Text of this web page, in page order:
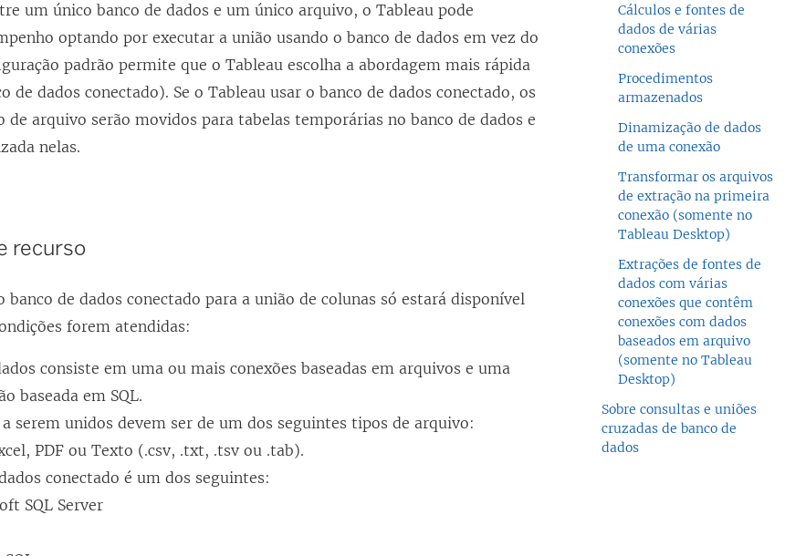
um único banco de dados e um único arquivo, o Tableau pode
optando por executar a união usando o banco de dados em vez do
padrão permite que o Tableau escolha a abordagem mais rápida
de dados conectado). Se o Tableau usar o banco de dados conectado, os
de arquivo serão movidos para tabelas temporárias no banco de dados e
nelas.
recurso
banco de dados conectado para a união de colunas só estará disponível
forem atendidas:
consiste em uma ou mais conexões baseadas em arquivos e uma
baseada em SQL.
serem unidos devem ser de um dos seguintes tipos de arquivo:
PDF ou Texto (.csv, .txt, .tsv ou .tab).
conectado é um dos seguintes:
SQL Server
Cálculos e fontes de
dados de várias
conexões
Procedimentos
armazenados
Dinamização de dados
de uma conexão
Transformar os arquivos
de extração na primeira
conexão (somente no
Tableau Desktop)
Extrações de fontes de
dados com várias
conexões que contêm
conexões com dados
baseados em arquivo
(somente no Tableau
Desktop)
Sobre consultas e uniões
cruzadas de banco de
dados